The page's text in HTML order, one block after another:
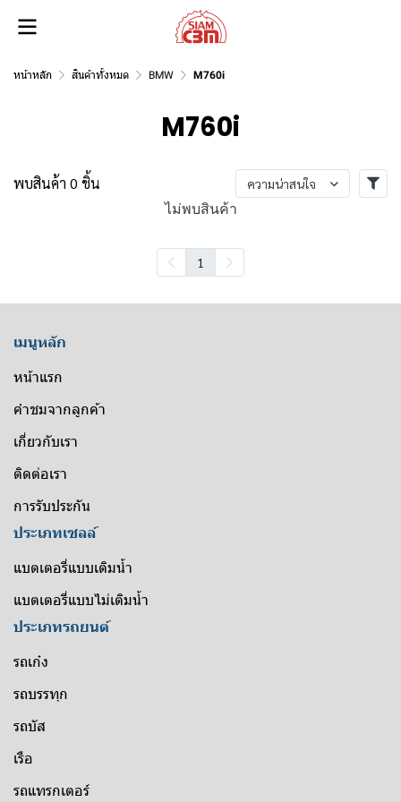
หน้าหลัก สินค้าทั้งหมด BMW M760i
M760i
พบสินค้า 0 ชิ้น ความน่าสนใจ
ไม่พบสินค้า
1
เมนูหลัก
หน้าแรก
คำชมจากลูกค้า
เกี่ยวกับเรา
ติดต่อเรา
การรับประกัน
ประเภทเซลล์
แบตเตอรี่แบบเติมน้ำ
แบตเตอรี่แบบไม่เติมน้ำ
ประเภทรถยนต์
รถเก๋ง
รถบรรทุก
รถบัส
เรือ
รถแทรกเตอร์